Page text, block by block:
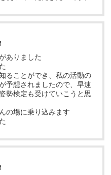
ありました
ることができ、私の活動の
予想されましたので、早速
勢検定も受けていこうと思
の場に乗り込みます